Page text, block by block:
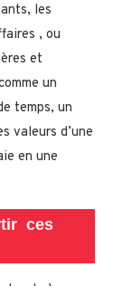
les
, ou
et
un
temps, un
valeurs d’une
en une
ces